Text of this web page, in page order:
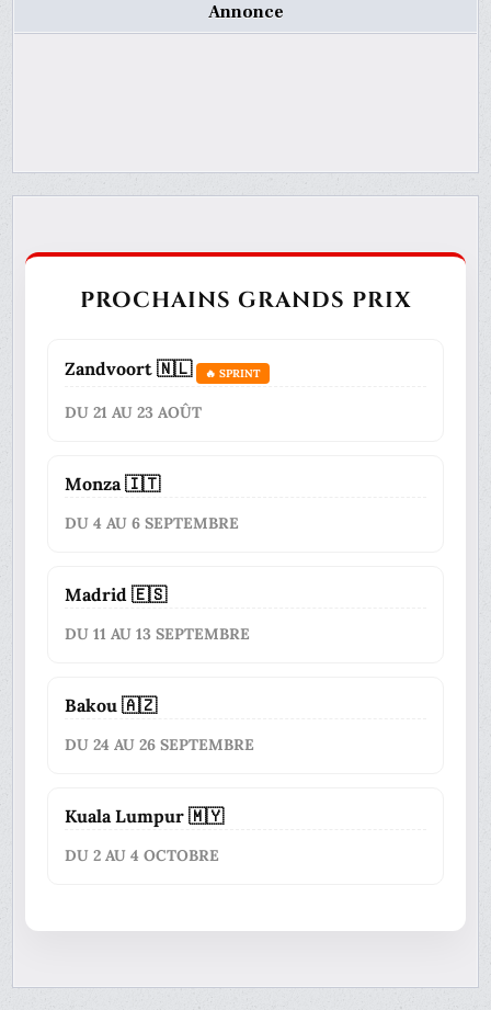
Annonce
PROCHAINS GRANDS PRIX
Zandvoort 🇳🇱 🔥 SPRINT
DU 21 AU 23 AOÛT
Monza 🇮🇹
DU 4 AU 6 SEPTEMBRE
Madrid 🇪🇸
DU 11 AU 13 SEPTEMBRE
Bakou 🇦🇿
DU 24 AU 26 SEPTEMBRE
Kuala Lumpur 🇲🇾
DU 2 AU 4 OCTOBRE